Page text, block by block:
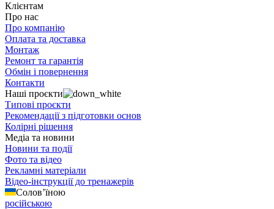
Клієнтам
Про нас
Про компанію
Оплата та доставка
Монтаж
Ремонт та гарантія
Обмін і повернення
Контакти
Наші проєкти
Типові проєкти
Рекомендації з підготовки основ
Колірні рішення
Медіа та новини
Новини та події
Фото та відео
Рекламні матеріали
Відео-інструкції до тренажерів
Солов’їною
російською